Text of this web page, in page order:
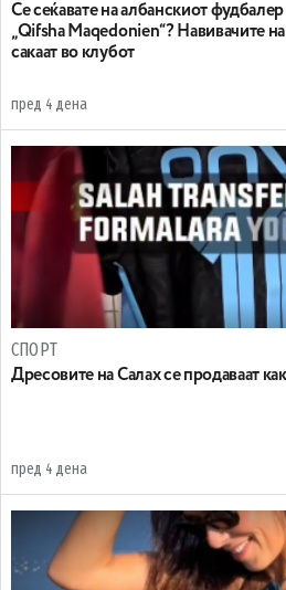
Се сеќавате на албанскиот
„Qifsha Maqedonien“? Навивачите
сакаат во клубот
пред 4 дена
СПОРТ
Дресовите на Салах се продаваат
пред 4 дена